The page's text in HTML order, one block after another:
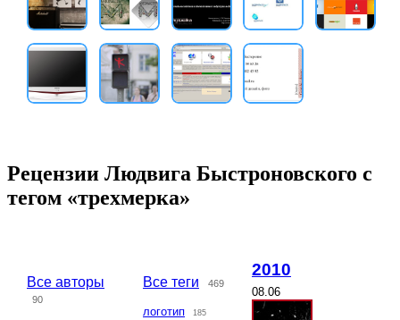
Рецензии Людвига Быстроновского с
тегом «трехмерка»
Все авторы
90
Все теги 469
логотип 185
2010
08.06